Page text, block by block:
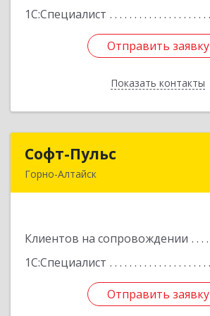
1С:Специалист
Отправить заявку
Показать контакты
Отправить заявку
Назад
Софт-Пульс
Горно-Алтайск
Клиентов на сопровождении
1С:Специалист
Отправить заявку
Отправить заявку